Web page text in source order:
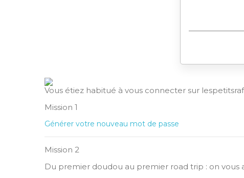
Vous étiez habitué à vous connecter sur
Mission 1
Générer votre nouveau mot de passe
Mission 2
Du premier doudou au premier road trip : on vous